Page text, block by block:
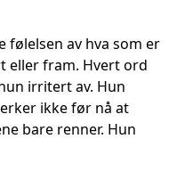
følelsen av hva som er
eller fram. Hvert ord
irritert av. Hun
ikke før nå at
bare renner. Hun